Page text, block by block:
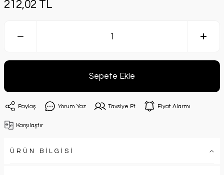
212,02 TL
Sepete Ekle
Paylaş Yorum Yaz Tavsiye Et Fiyat Alarmı
Karşılaştır
ÜRÜN BİLGİSİ